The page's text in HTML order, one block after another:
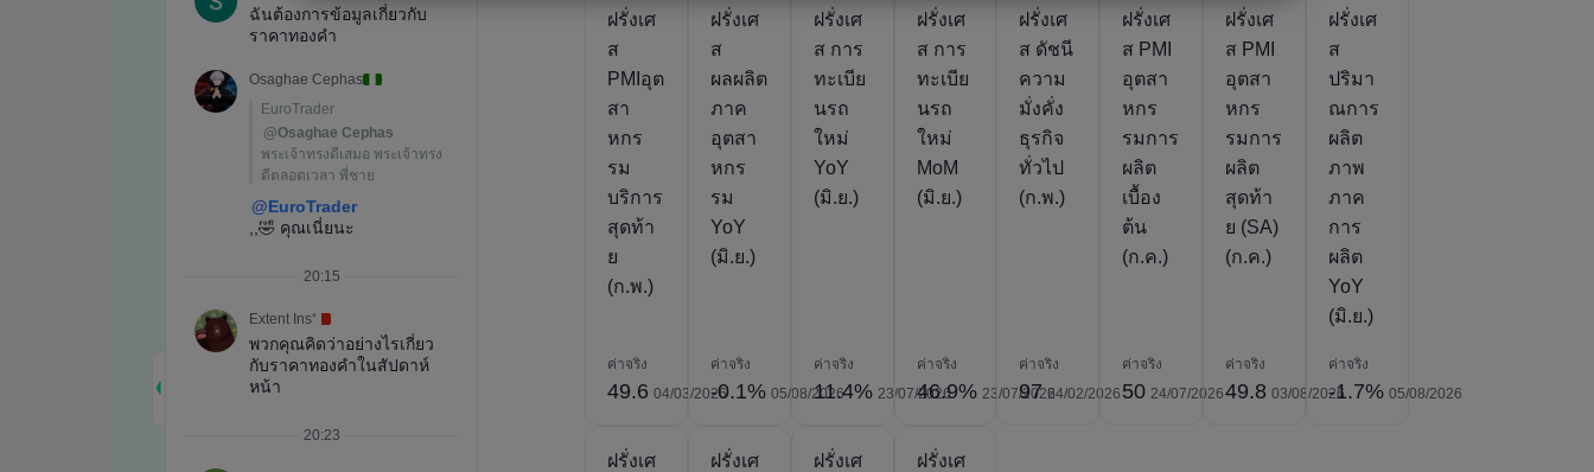
ฝรั่งเศ
ส
PMIอุต
สา
หกร
รม
บริการ
สุดท้า
ย
(ก.พ.)
ค่าจริง
49.6 04/03/2026
ฝรั่งเศ
ส
ผลผลิต
ภาค
อุตสา
หกร
รม
YoY
(มิ.ย.)
ค่าจริง
-0.1% 05/08/2026
ฝรั่งเศ
ส การ
ทะเบีย
นรถ
ใหม่
YoY
(มิ.ย.)
ค่าจริง
11.4% 23/07/2026
ฝรั่งเศ
ส การ
ทะเบีย
นรถ
ใหม่
MoM
(มิ.ย.)
ค่าจริง
46.9% 23/07/2026
ฝรั่งเศ
ส ดัชนี
ความ
มั่งคั่ง
ธุรกิจ
ทั่วไป
(ก.พ.)
ค่าจริง
97 24/02/2026
ฝรั่งเศ
ส PMI
อุตสา
หกร
รมการ
ผลิต
เบื้อง
ต้น
(ก.ค.)
ค่าจริง
50 24/07/2026
ฝรั่งเศ
ส PMI
อุตสา
หกร
รมการ
ผลิต
สุดท้า
ย (SA)
(ก.ค.)
ค่าจริง
49.8 03/08/2026
ฝรั่งเศ
ส
ปริมา
ณการ
ผลิต
ภาพ
ภาค
การ
ผลิต
YoY
(มิ.ย.)
ค่าจริง
-1.7% 05/08/2026
ฝรั่งเศ
ฝรั่งเศ
ฝรั่งเศ
ฝรั่งเศ